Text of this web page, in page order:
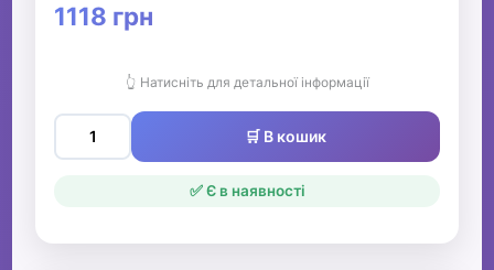
1118 грн
👆 Натисніть для детальної інформації
🛒 В кошик
✅ Є в наявності